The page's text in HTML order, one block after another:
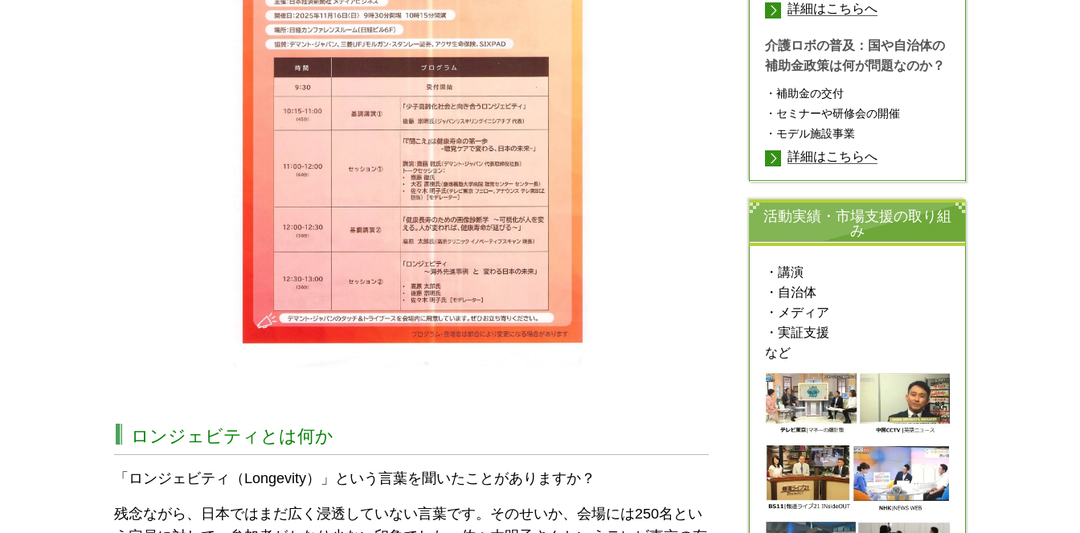
ロンジェビティとは何か
「ロンジェビティ（Longevity）」という言葉を聞いたことがありますか？
残念ながら、日本ではまだ広く浸透していない言葉です。そのせいか、会場には250名とい
詳細はこちらへ
介護ロボの普及：国や自治体の
補助金政策は何が問題なのか？
・補助金の交付
・セミナーや研修会の開催
・モデル施設事業
詳細はこちらへ
活動実績・市場支援の取り組
み
・講演
・自治体
・メディア
・実証支援
など